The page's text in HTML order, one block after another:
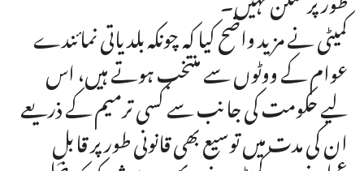
کمیٹی نے مزید واضح کیا کہ چونکہ بلدیاتی نمائندے
عوام کے ووٹوں سے منتخب ہوتے ہیں، اس
لیے حکومت کی جانب سے کسی ترمیم کے ذریعے
ان کی مدت میں توسیع بھی قانونی طور پر قابلِ